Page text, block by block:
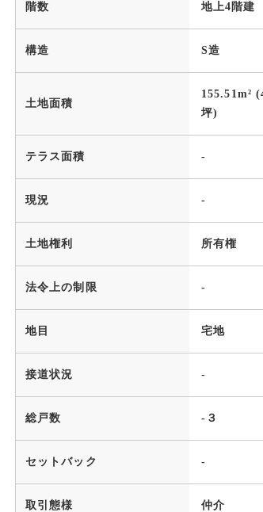
階数 地上4階建
構造 S造
土地面積
155.51m²
坪)
テラス面積 -
現況 -
土地権利 所有権
法令上の制限 -
地目 宅地
接道状況 -
総戸数 -３
セットバック -
取引態様 仲介